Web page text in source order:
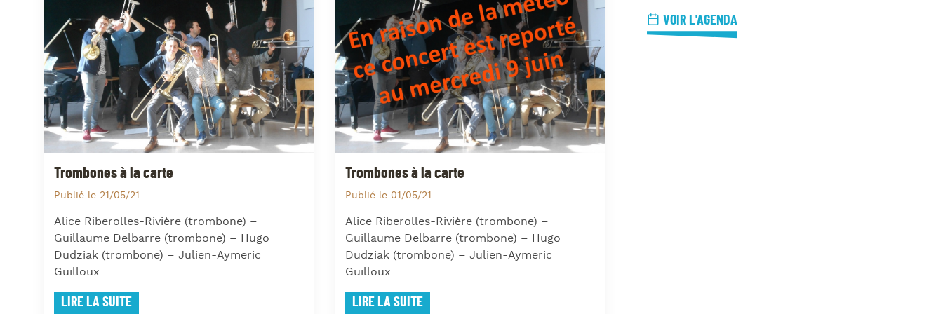
Les Midis-Jazz
Trombones à la carte
Publié le 21/05/21
Alice Riberolles-Rivière (trombone) –
Guillaume Delbarre (trombone) – Hugo
Dudziak (trombone) – Julien-Aymeric
Guilloux
LIRE LA SUITE
Trombones à la carte
Publié le 01/05/21
Alice Riberolles-Rivière (trombone) –
Guillaume Delbarre (trombone) – Hugo
Dudziak (trombone) – Julien-Aymeric
Guilloux
LIRE LA SUITE
VOIR L'AGENDA